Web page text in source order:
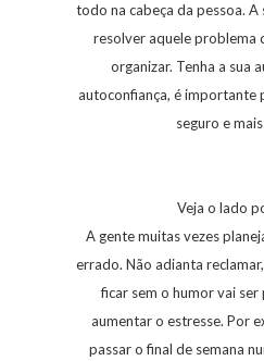
todo na cabeça da pessoa. A
resolver aquele problema
organizar. Tenha a sua
autoconfiança, é importante
seguro e
Veja o lado
A gente muitas vezes
errado. Não adianta
ficar sem o humor vai
aumentar o estresse. Por
passar o final de semana